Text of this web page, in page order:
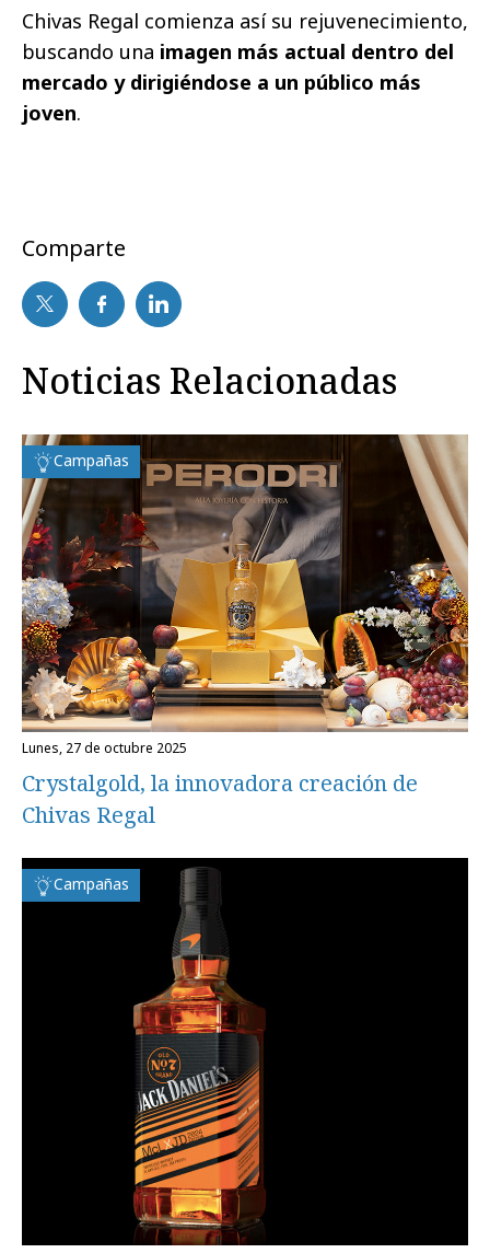
Chivas Regal comienza así su rejuvenecimiento,
buscando una imagen más actual dentro del
mercado y dirigiéndose a un público más
joven.
Comparte
Noticias Relacionadas
Campañas
lunes, 27 de octubre 2025
Crystalgold, la innovadora creación de
Chivas Regal
Campañas